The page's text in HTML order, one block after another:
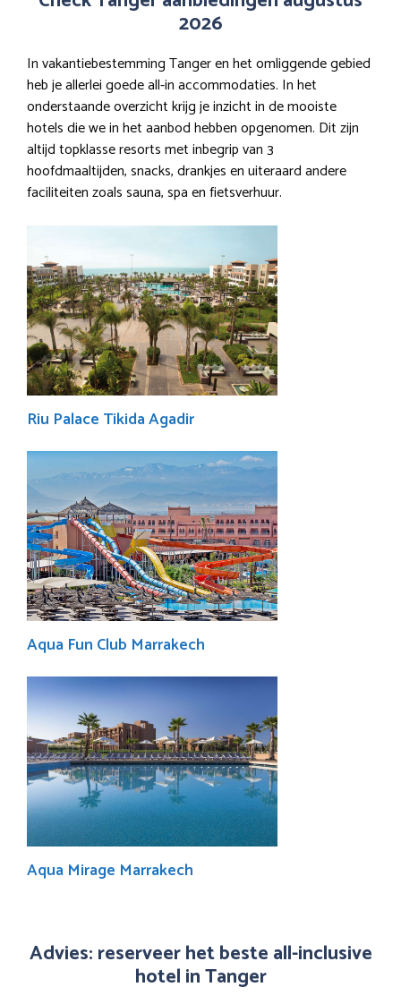
2026
In vakantiebestemming Tanger en het omliggende gebied
heb je allerlei goede all-in accommodaties. In het
onderstaande overzicht krijg je inzicht in de mooiste
hotels die we in het aanbod hebben opgenomen. Dit zijn
altijd topklasse resorts met inbegrip van 3
hoofdmaaltijden, snacks, drankjes en uiteraard andere
faciliteiten zoals sauna, spa en fietsverhuur.
Riu Palace Tikida Agadir
Aqua Fun Club Marrakech
Aqua Mirage Marrakech
Advies: reserveer het beste all-inclusive
hotel in Tanger